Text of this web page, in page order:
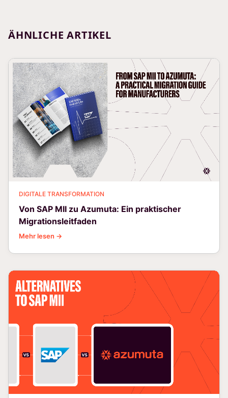
ÄHNLICHE ARTIKEL
DIGITALE TRANSFORMATION
Von SAP MII zu Azumuta: Ein praktischer
Migrationsleitfaden
Mehr lesen →